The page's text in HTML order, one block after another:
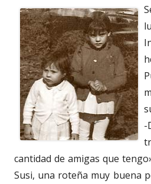
-
cantidad de amigas que
Susi, una roteña muy buena